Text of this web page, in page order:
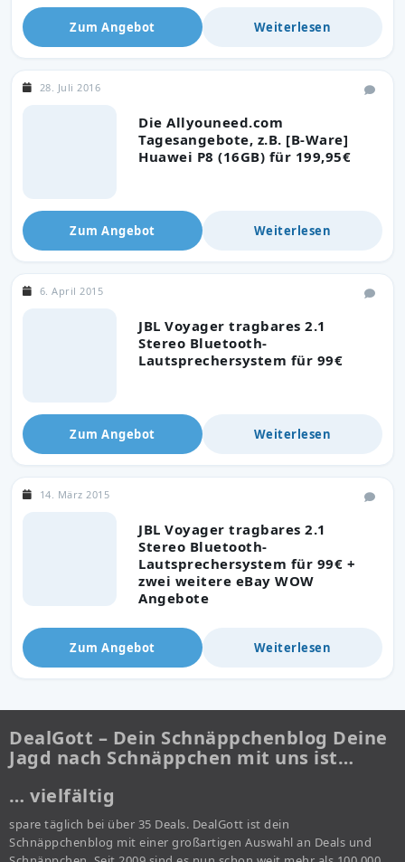
Zum Angebot Weiterlesen
Die Allyouneed.com
Tagesangebote, z.B. [B-Ware]
Huawei P8 (16GB) für 199,95€
28. Juli 2016
Zum Angebot Weiterlesen
JBL Voyager tragbares 2.1
Stereo Bluetooth-
Lautsprechersystem für 99€
6. April 2015
Zum Angebot Weiterlesen
JBL Voyager tragbares 2.1
Stereo Bluetooth-
Lautsprechersystem für 99€ +
zwei weitere eBay WOW
Angebote
14. März 2015
Zum Angebot Weiterlesen
DealGott – Dein Schnäppchenblog Deine
Jagd nach Schnäppchen mit uns ist…
… vielfältig
spare täglich bei über 35 Deals. DealGott ist dein
Schnäppchenblog mit einer großartigen Auswahl an Deals und